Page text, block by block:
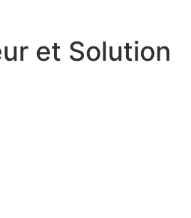
et Solution